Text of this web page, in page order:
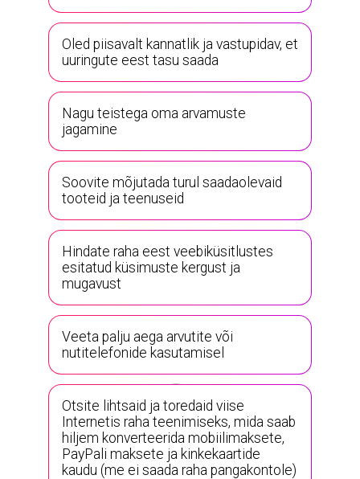
Oled piisavalt kannatlik ja vastupidav, et
uuringute eest tasu saada
Nagu teistega oma arvamuste
jagamine
Soovite mõjutada turul saadaolevaid
tooteid ja teenuseid
Hindate raha eest veebiküsitlustes
esitatud küsimuste kergust ja
mugavust
Veeta palju aega arvutite või
nutitelefonide kasutamisel
Otsite lihtsaid ja toredaid viise
Internetis raha teenimiseks, mida saab
hiljem konverteerida mobiilimaksete,
PayPali maksete ja kinkekaartide
kaudu (me ei saada raha pangakontole)